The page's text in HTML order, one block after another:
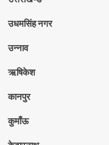
उधमसिंह नगर
उन्नाव
ऋषिकेश
कानपुर
कुमाँऊ